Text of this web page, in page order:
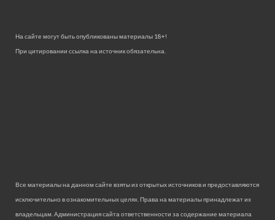
На сайте могут быть опубликованы материалы 18+!
При цитировании ссылка на источник обязательна.
Все материалы на данном сайте взяты из открытых источников и предоставляются
исключительно в ознакомительных целях. Права на материалы принадлежат их
владельцам. Администрация сайта ответственности за содержание материала